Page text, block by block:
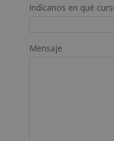
Indícanos en qué
Mensaje